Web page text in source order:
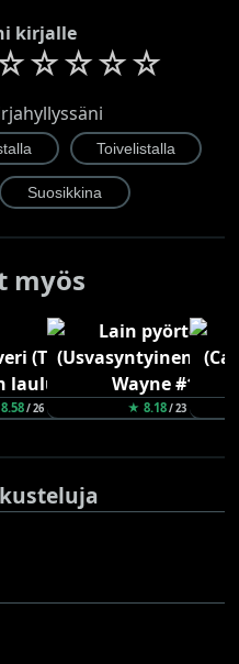
kirjalle
☆☆☆☆
myös
/ 26 ★ 8.18/ 23